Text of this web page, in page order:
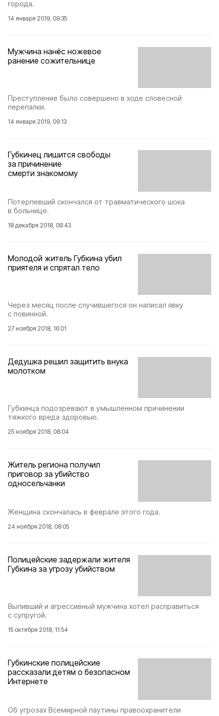
города.
14 января 2019, 09:35
Мужчина нанёс ножевое
ранение сожительнице
Преступление было совершено в ходе словесной
перепалки.
14 января 2019, 09:13
Губкинец лишится свободы
за причинение
смерти знакомому
Потерпевший скончался от травматического шока
в больнице.
18 декабря 2018, 08:43
Молодой житель Губкина убил
приятеля и спрятал тело
Через месяц после случившегося он написал явку
с повинной.
27 ноября 2018, 16:01
Дедушка решил защитить внука
молотком
Губкинца подозревают в умышленном причинении
тяжкого вреда здоровью.
25 ноября 2018, 08:04
Житель региона получил
приговор за убийство
односельчанки
Женщина скончалась в феврале этого года.
24 ноября 2018, 08:05
Полицейские задержали жителя
Губкина за угрозу убийством
Выпивший и агрессивный мужчина хотел расправиться
с супругой.
15 октября 2018, 11:54
Губкинские полицейские
рассказали детям о безопасном
Интернете
Об угрозах Всемирной паутины правоохранители